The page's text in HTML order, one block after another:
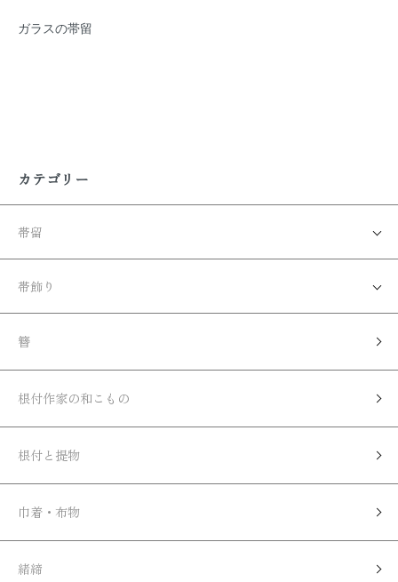
ガラスの帯留
カテゴリー
帯留
帯飾り
簪
根付作家の和こもの
根付と提物
巾着・布物
緒締